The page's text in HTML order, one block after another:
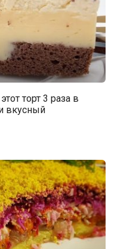
торт 3 раза в
вкусный